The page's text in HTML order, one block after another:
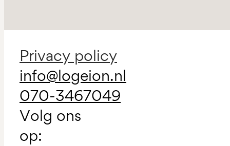
Privacy policy
info@logeion.nl
070-3467049
Volg ons
op: